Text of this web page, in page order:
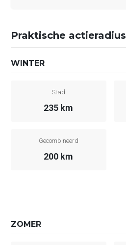
Praktische actieradius
WINTER
Stad
235 km
Gecombineerd
200 km
ZOMER